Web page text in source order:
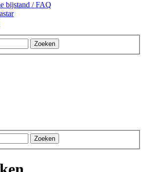
bijstand / FAQ
Zoeken
Zoeken